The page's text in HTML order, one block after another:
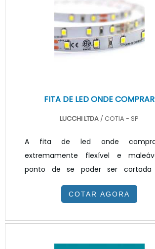
retrabalhos na empresa. Nesses
fator que deve ser levado
consideração, é a qualidade de
pode ser proporcionada por
FITA DE LED ONDE COMPRAR
LUCCHI LTDA / COTIA - SP
A fita de led onde
extremamente flexível e
ponto de se poder ser cortada
tesoura comum. A aplicação da fita
é realizada de acordo com a
iluminação, pois seu uso é bem
COTAR AGORA